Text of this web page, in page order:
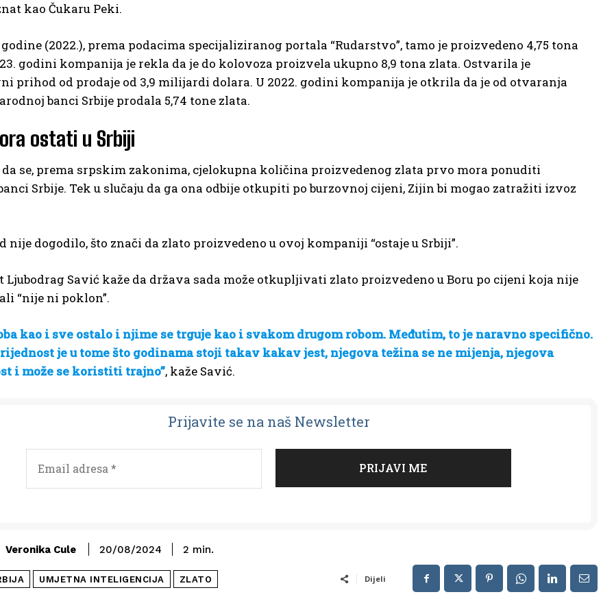
kao Čukaru Peki.
(2022.), prema podacima specijaliziranog portala “Rudarstvo”, tamo je proizvedeno 4,75 tona
godini kompanija je rekla da je do kolovoza proizvela ukupno 8,9 tona zlata. Ostvarila je
prihod od prodaje od 3,9 milijardi dolara. U 2022. godini kompanija je otkrila da je od otvaranja
banci Srbije prodala 5,74 tone zlata.
ostati u Srbiji
da se, prema srpskim zakonima, cjelokupna količina proizvedenog zlata prvo mora ponuditi
Srbije. Tek u slučaju da ga ona odbije otkupiti po burzovnoj cijeni, Zijin bi mogao zatražiti izvoz
nije dogodilo, što znači da zlato proizvedeno u ovoj kompaniji “ostaje u Srbiji”.
Ljubodrag Savić kaže da država sada može otkupljivati ​​zlato proizvedeno u Boru po cijeni koja nije
“nije ni poklon”.
kao i sve ostalo i njime se trguje kao i svakom drugom robom. Međutim, to je naravno specifično.
je u tome što godinama stoji takav kakav jest, njegova težina se ne mijenja, njegova
i može se koristiti trajno”, kaže Savić.
Prijavite se na naš Newsletter
Veronika Cule 20/08/2024 2 min.
UMJETNA INTELIGENCIJA ZLATO Dijeli